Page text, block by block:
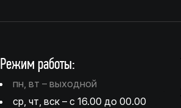
Режим работы:
пн, вт – выходной
ср, чт, вск – с 16.00 до 00.00